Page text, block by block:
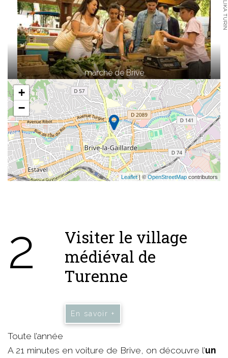
marché de Brive
+
−
Leaflet| ©OpenStreetMapcontributors
2
Visiter le village
médiéval de
Turenne
En savoir +
Toute l’année
A 21 minutes en voiture de Brive, on découvre l’un